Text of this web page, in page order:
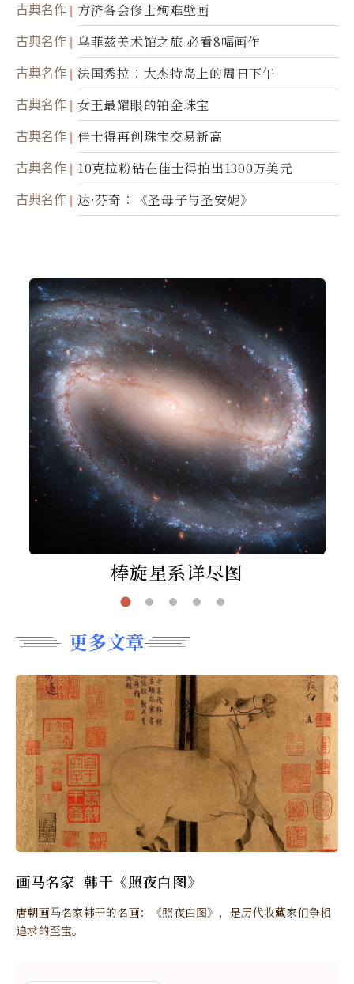
古典名作 方济各会修士殉难壁画
古典名作 乌菲兹美术馆之旅 必看8幅画作
古典名作 法国秀拉︰大杰特岛上的周日下午
古典名作 女王最耀眼的铂金珠宝
古典名作 佳士得再创珠宝交易新高
古典名作 10克拉粉钻在佳士得拍出1300万美元
古典名作 达·芬奇︰《圣母子与圣安妮》
棒旋星系详尽图
更多文章
画马名家 韩干《照夜白图》
唐朝画马名家韩干的名画：《照夜白图》，是历代收藏家们争相
追求的至宝。